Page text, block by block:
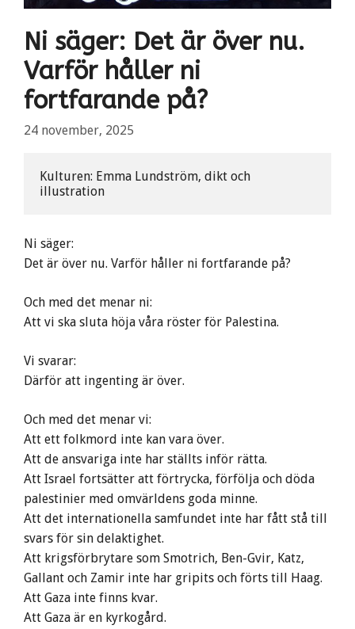
Ni säger: Det är över nu.
Varför håller ni
fortfarande på?
24 november, 2025
Kulturen: Emma Lundström, dikt och
illustration
Ni säger:
Det är över nu. Varför håller ni fortfarande på?
Och med det menar ni:
Att vi ska sluta höja våra röster för Palestina.
Vi svarar:
Därför att ingenting är över.
Och med det menar vi:
Att ett folkmord inte kan vara över.
Att de ansvariga inte har ställts inför rätta.
Att Israel fortsätter att förtrycka, förfölja och döda
palestinier med omvärldens goda minne.
Att det internationella samfundet inte har fått stå till
svars för sin delaktighet.
Att krigsförbrytare som Smotrich, Ben-Gvir, Katz,
Gallant och Zamir inte har gripits och förts till Haag.
Att Gaza inte finns kvar.
Att Gaza är en kyrkogård.